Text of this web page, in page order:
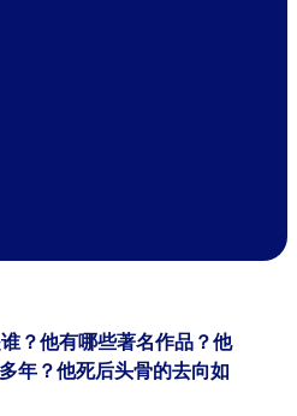
？他有哪些著名作品？他
年？他死后头骨的去向如